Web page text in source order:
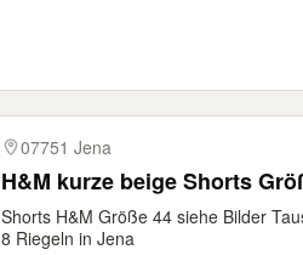
07751 Jena
H&M kurze beige Shorts
Shorts H&M Größe 44 siehe Bilder
8 Riegeln in Jena